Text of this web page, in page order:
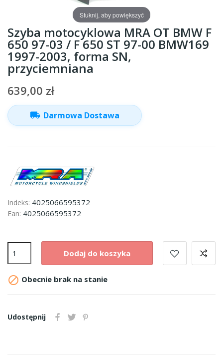
Stuknij, aby powiększyć
Szyba motocyklowa MRA OT BMW F
650 97-03 / F 650 ST 97-00 BMW169
1997-2003, forma SN,
przyciemniana
639,00 zł
local_shipping Darmowa Dostawa
Indeks: 4025066595372
Ean: 4025066595372
Dodaj do koszyka
 Obecnie brak na stanie
Udostępnij